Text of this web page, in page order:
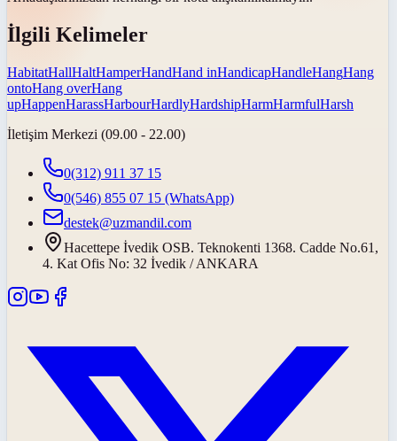
İlgili Kelimeler
HabitatHallHaltHamperHandHand inHandicapHandleHangHang
ontoHang overHang
upHappenHarassHarbourHardlyHardshipHarmHarmfulHarsh
İletişim Merkezi (09.00 - 22.00)
0(312) 911 37 15
0(546) 855 07 15 (WhatsApp)
destek@uzmandil.com
Hacettepe İvedik OSB. Teknokenti 1368. Cadde No.61,
4. Kat Ofis No: 32 İvedik / ANKARA